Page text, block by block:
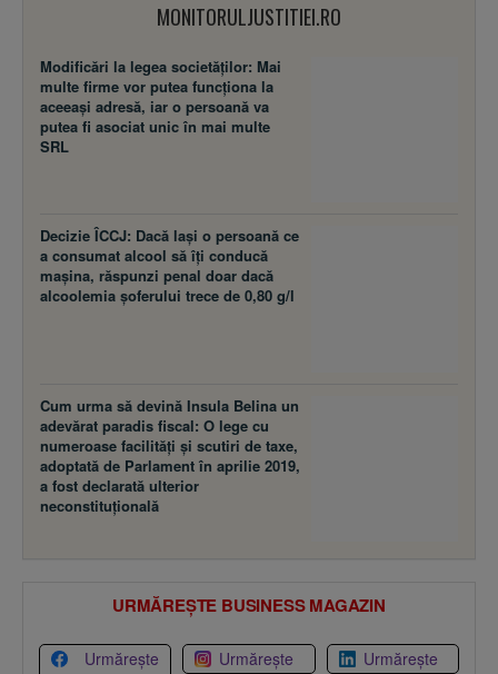
MONITORULJUSTITIEI.RO
Modificări la legea societăţilor: Mai
multe firme vor putea funcţiona la
aceeaşi adresă, iar o persoană va
putea fi asociat unic în mai multe
SRL
Decizie ÎCCJ: Dacă laşi o persoană ce
a consumat alcool să îţi conducă
maşina, răspunzi penal doar dacă
alcoolemia şoferului trece de 0,80 g/l
Cum urma să devină Insula Belina un
adevărat paradis fiscal: O lege cu
numeroase facilităţi şi scutiri de taxe,
adoptată de Parlament în aprilie 2019,
a fost declarată ulterior
neconstituţională
URMĂREȘTE BUSINESS MAGAZIN
Urmărește Urmărește Urmărește